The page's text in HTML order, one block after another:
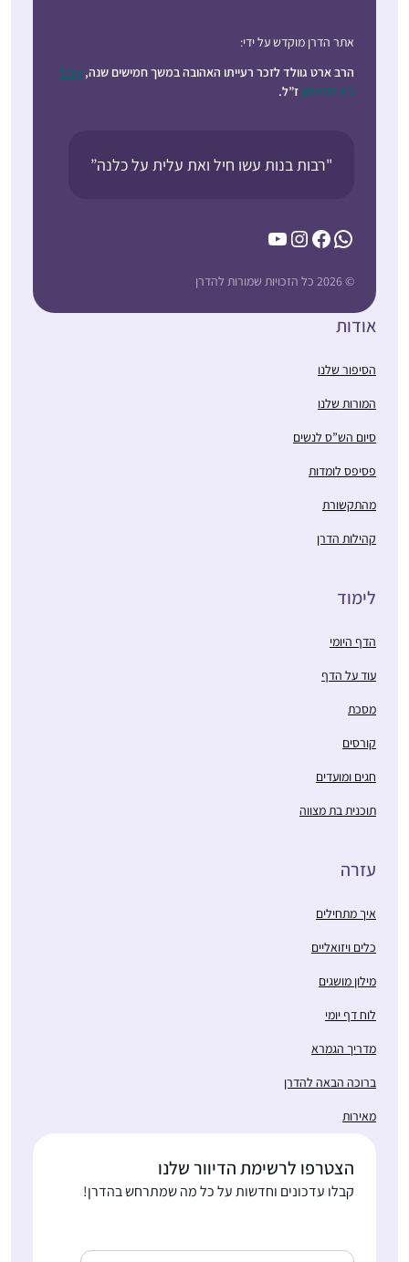
אתר הדרן מוקדש על ידי:
הרב ארט גוולד לזכר רעייתו האהובה במשך חמישים שנה, קרול
ג’וי רובינסון ז”ל.
"רבות בנות עשו חיל ואת עלית על כלנה”
WhatsApp
Facebook
Instagram
YouTube
© 2026 כל הזכויות שמורות להדרן
אודות
הסיפור שלנו
המורות שלנו
סיום הש”ס לנשים
פסיפס לומדות
מהתקשורת
קהילות הדרן
לימוד
הדף היומי
עוד על הדף
מסכת
קורסים
חגים ומועדים
תוכנית בת מצווה
עזרה
איך מתחילים
כלים ויזואליים
מילון מושגים
לוח דף יומי
מדריך הגמרא
ברוכה הבאה להדרן
מאירות
הצטרפו לרשימת הדיוור שלנו
קבלו עדכונים וחדשות על כל מה שמתרחש בהדרן!
Email